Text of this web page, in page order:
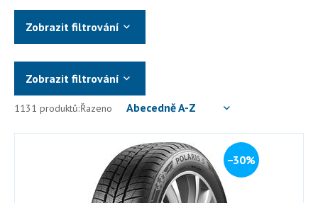
Zobrazit filtrování
Zobrazit filtrování
1131 produktů:Řazeno Abecedně A-Z
−30%